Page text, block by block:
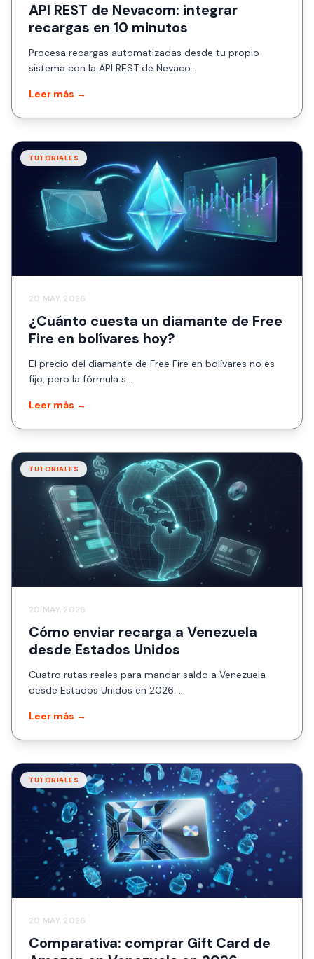
API REST de Nevacom: integrar
recargas en 10 minutos
Procesa recargas automatizadas desde tu propio
sistema con la API REST de Nevaco...
Leer más →
TUTORIALES
20 MAY, 2026
¿Cuánto cuesta un diamante de Free
Fire en bolívares hoy?
El precio del diamante de Free Fire en bolívares no es
fijo, pero la fórmula s...
Leer más →
TUTORIALES
20 MAY, 2026
Cómo enviar recarga a Venezuela
desde Estados Unidos
Cuatro rutas reales para mandar saldo a Venezuela
desde Estados Unidos en 2026: ...
Leer más →
TUTORIALES
20 MAY, 2026
Comparativa: comprar Gift Card de